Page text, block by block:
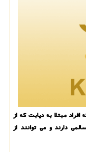
مبتلا به دیابت كه از
دارند و می توانند از